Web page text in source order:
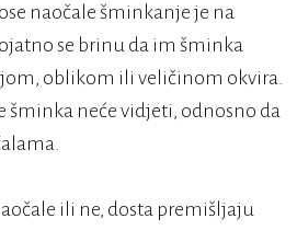
naočale šminkanje je na
se brinu da im šminka
oblikom ili veličinom okvira.
šminka neće vidjeti, odnosno da
ili ne, dosta premišljaju